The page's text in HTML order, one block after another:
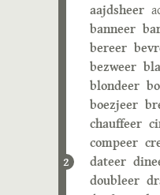
2
aajdsheer
banneer
bereer
bezweer
blondeer
boezjeer
chauffeer
compeer
dateer
doubleer